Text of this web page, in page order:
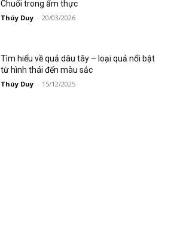
Chuối trong ẩm thực
Thúy Duy - 20/03/2026
Tìm hiểu về quả dâu tây – loại quả nổi bật
từ hình thái đến màu sắc
Thúy Duy - 15/12/2025